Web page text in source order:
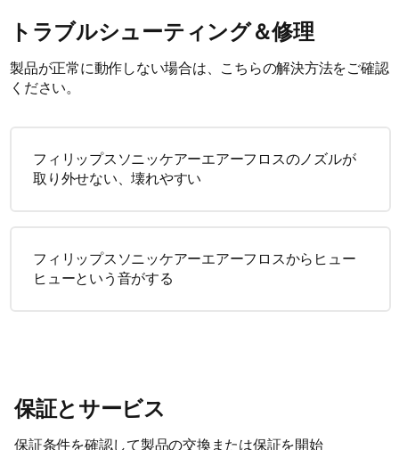
トラブルシューティング＆修理
製品が正常に動作しない場合は、こちらの解決方法をご確認
ください。
フィリップスソニッケアーエアーフロスのノズルが
取り外せない、壊れやすい
フィリップスソニッケアーエアーフロスからヒュー
ヒューという音がする
保証とサービス
保証条件を確認して製品の交換または保証を開始